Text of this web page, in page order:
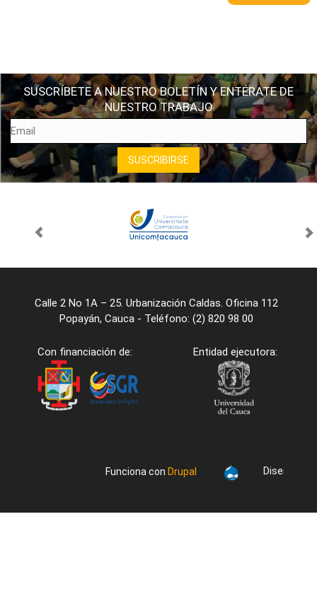
SUSCRÍBETE A NUESTRO BOLETÍN Y ENTÉRATE DE
NUESTRO TRABAJO
Calle 2 No 1A – 25. Urbanización Caldas. Oficina 112
Popayán, Cauca - Teléfono: (2) 820 98 00
Con financiación de: Entidad ejecutora:
Funciona con Drupal Diseño/